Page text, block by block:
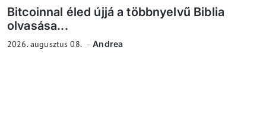
Bitcoinnal éled újjá a többnyelvű Biblia
olvasása...
2026. augusztus 08. Andrea